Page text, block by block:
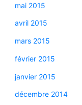
mai 2015
avril 2015
mars 2015
février 2015
janvier 2015
décembre 2014